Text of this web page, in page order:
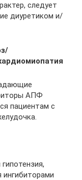
следует
диуретиком и/
АПФ
пациентам с
ингибиторами